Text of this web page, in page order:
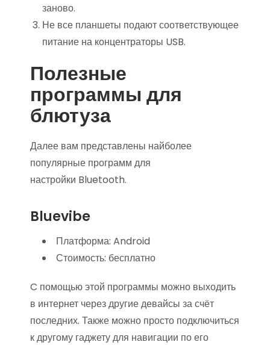
заново.
Не все планшеты подают соответствующее
питание на концентраторы USB.
Полезные
программы для
блютуза
Далее вам представлены найболее
популярные программ для
настройки Bluetooth.
Bluevibe
Платформа: Android
Стоимость: бесплатно
C помощью этой программы можно выходить
в интернет через другие девайсы за счёт
последних. Также можно просто подключиться
к другому гаджету для навигации по его